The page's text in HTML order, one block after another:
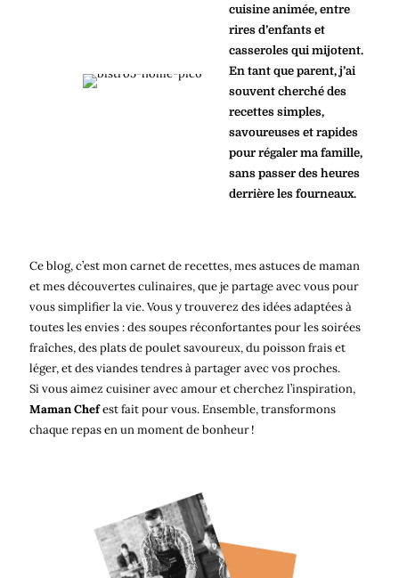
cuisine animée, entre
rires d’enfants et
casseroles qui mijotent.
En tant que parent, j’ai
souvent cherché des
recettes simples,
savoureuses et rapides
pour régaler ma famille,
sans passer des heures
derrière les fourneaux.
Ce blog, c’est mon carnet de recettes, mes astuces de maman
et mes découvertes culinaires, que je partage avec vous pour
vous simplifier la vie. Vous y trouverez des idées adaptées à
toutes les envies : des soupes réconfortantes pour les soirées
fraîches, des plats de poulet savoureux, du poisson frais et
léger, et des viandes tendres à partager avec vos proches.
Si vous aimez cuisiner avec amour et cherchez l’inspiration,
Maman Chefest fait pour vous. Ensemble, transformons
chaque repas en un moment de bonheur !